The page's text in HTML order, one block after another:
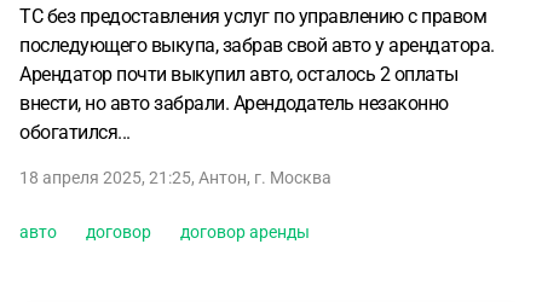
ТС без предоставления услуг по управлению с правом
последующего выкупа, забрав свой авто у арендатора.
Арендатор почти выкупил авто, осталось 2 оплаты
внести, но авто забрали. Арендодатель незаконно
обогатился...
18 апреля 2025, 21:25, Антон, г. Москва
авто договор договор аренды